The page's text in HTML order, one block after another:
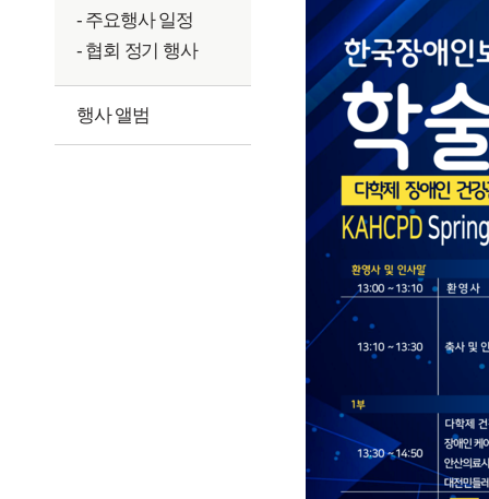
- 주요행사 일정
- 협회 정기 행사
행사 앨범